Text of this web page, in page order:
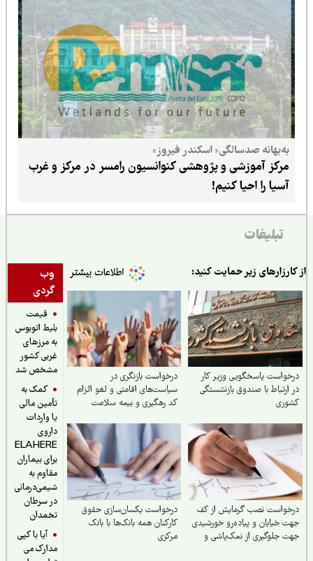
به‌بهانه صدسالگی« اسکندر فیروز»
مرکز آموزشی و پژوهشی کنوانسیون رامسر در مرکز و غرب
آسیا را احیا کنیم!
تبلیغات
وب
گردی
قیمت
بلیط اتوبوس
به مرزهای
غربی کشور
مشخص شد
کمک به
تأمین مالی
یا واردات
داروی
ELAHERE
برای بیماران
مقاوم به
شیمی‌درمانی
در سرطان
تخمدان
آیا با کپی
مدارک می
زیر حمایت کنید:
پاسخگویی وزیر کار
با صندوق بازنشستگی
درخواست بازنگری در
سیاست‌های اقامتی و لغو الزام
کد رهگیری و بیمه سلامت
نصب گرمایش از کف
خیابان و پیاده‌رو خورشیدی
جلوگیری از نمک‌پاشی و
درخواست یکسان‌سازی حقوق
کارکنان همه بانک‌ها با بانک